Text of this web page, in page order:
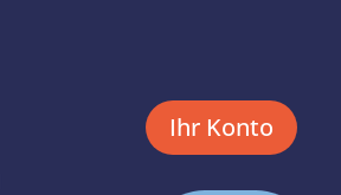
Ihr Konto